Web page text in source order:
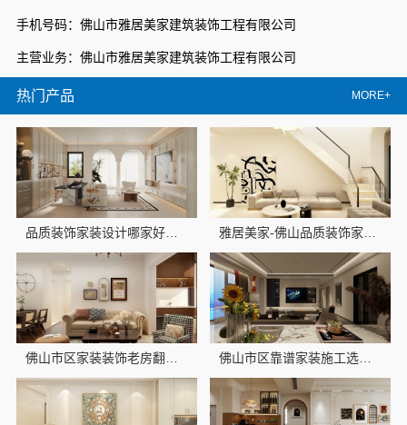
手机号码：佛山市雅居美家建筑装饰工程有限公司
主营业务：佛山市雅居美家建筑装饰工程有限公司
热门产品 MORE+
品质装饰家装设计哪家好，佛山市雅居美家建筑装饰工程有限公司设计施工一体化